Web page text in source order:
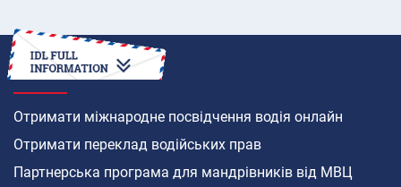
ЯК
Отримати міжнародне посвідчення водія онлайн
Отримати переклад водійських прав
Партнерська програма для мандрівників від МВЦ